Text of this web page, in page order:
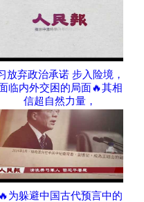
放弃政治承诺 步入险境，
临内外交困的局面🔥其相
信超自然力量，
🔥为躲避中国古代预言中的